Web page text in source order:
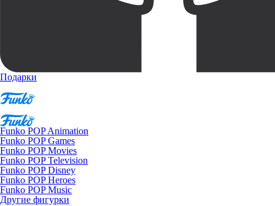
Подарки
Funko POP Animation
Funko POP Games
Funko POP Movies
Funko POP Television
Funko POP Disney
Funko POP Heroes
Funko POP Music
Другие фигурки